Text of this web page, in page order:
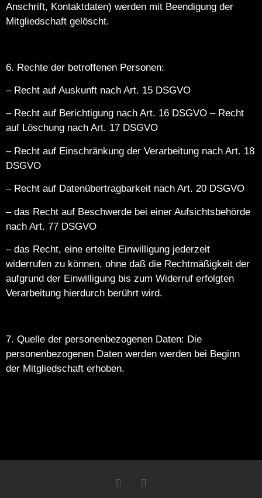
Anschrift, Kontaktdaten) werden mit Beendigung der
Mitgliedschaft gelöscht.
6. Rechte der betroffenen Personen:
– Recht auf Auskunft nach Art. 15 DSGVO
– Recht auf Berichtigung nach Art. 16 DSGVO – Recht
auf Löschung nach Art. 17 DSGVO
– Recht auf Einschränkung der Verarbeitung nach Art. 18
DSGVO
– Recht auf Datenübertragbarkeit nach Art. 20 DSGVO
– das Recht auf Beschwerde bei einer Aufsichtsbehörde
nach Art. 77 DSGVO
– das Recht, eine erteilte Einwilligung jederzeit
widerrufen zu können, ohne daß die Rechtmäßigkeit der
aufgrund der Einwilligung bis zum Widerruf erfolgten
Verarbeitung hierdurch berührt wird.
7. Quelle der personenbezogenen Daten: Die
personenbezogenen Daten werden werden bei Beginn
der Mitgliedschaft erhoben.